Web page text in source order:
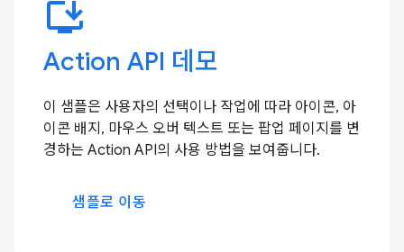
install_desktop
Action API 데모
이 샘플은 사용자의 선택이나 작업에 따라 아이콘, 아
이콘 배지, 마우스 오버 텍스트 또는 팝업 페이지를 변
경하는 Action API의 사용 방법을 보여줍니다.
샘플로 이동